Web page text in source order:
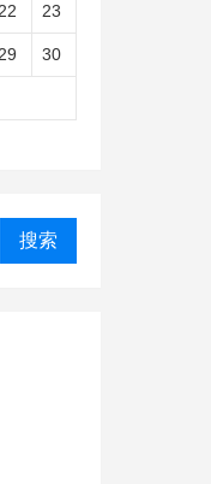
22 23
29 30
搜索